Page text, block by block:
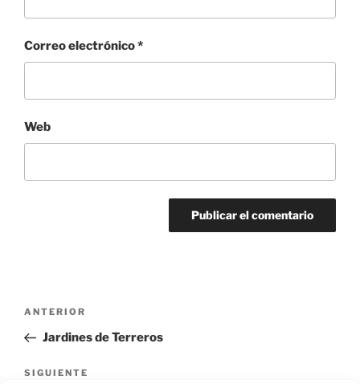
Correo electrónico*
Web
Navegación
entradas
Entrada
anterior:
ANTERIOR
Jardines de Terreros
Siguiente
SIGUIENTE